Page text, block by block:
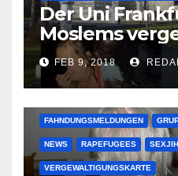
Der Uni
Moslems
deutsche
Uni-Campus
FEB 9, 2018
FAHNDUNGSMELDUNGEN
NEWS RAPEFUGEES
VERGEWALTIGUNGSKARTE